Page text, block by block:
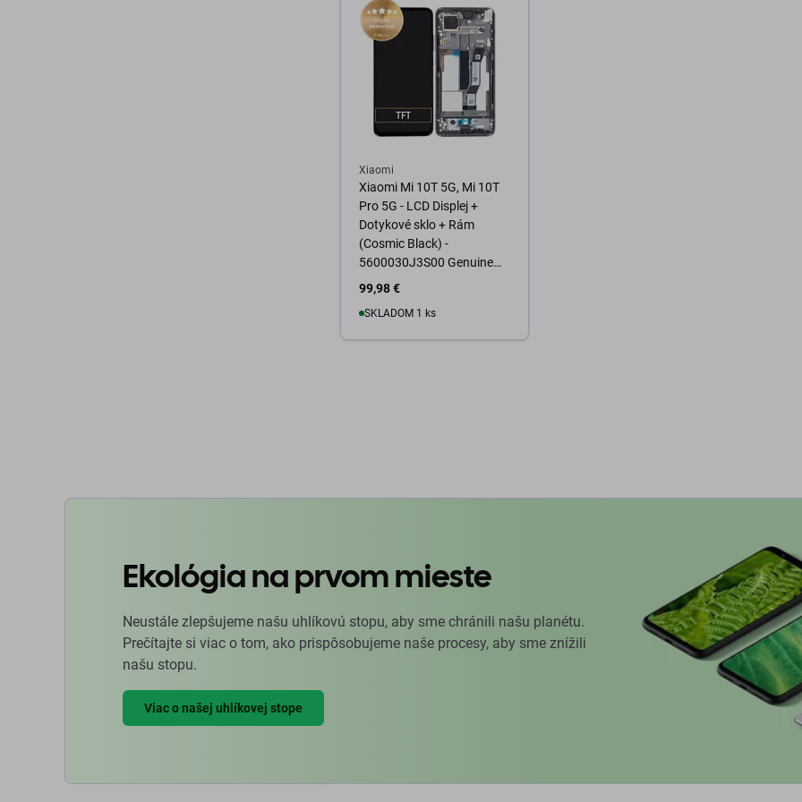
Xiaomi
Xiaomi Mi 10T 5G, Mi 10T
Pro 5G - LCD Displej +
Dotykové sklo + Rám
(Cosmic Black) -
5600030J3S00 Genuine
Service Pack
99,98 €
SKLADOM 1 ks
Ekológia na prvom mieste
Neustále zlepšujeme našu uhlíkovú stopu, aby sme chránili našu planétu.
Prečítajte si viac o tom, ako prispôsobujeme naše procesy, aby sme znížili
našu stopu.
Viac o našej uhlíkovej stope